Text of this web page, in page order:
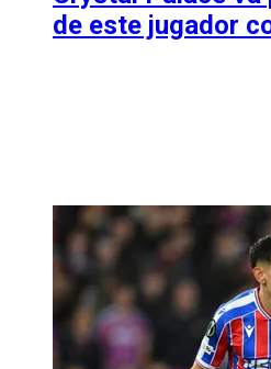
de este jugador